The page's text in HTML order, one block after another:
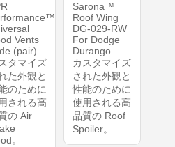
Vents
(pair)
タマイズ
た外観と
のために
される高
の Air
。
Sarona™
Roof Wing
DG-029-RW
For Dodge
Durango
カスタマイズ
された外観と
性能のために
使用される高
品質の Roof
Spoiler。